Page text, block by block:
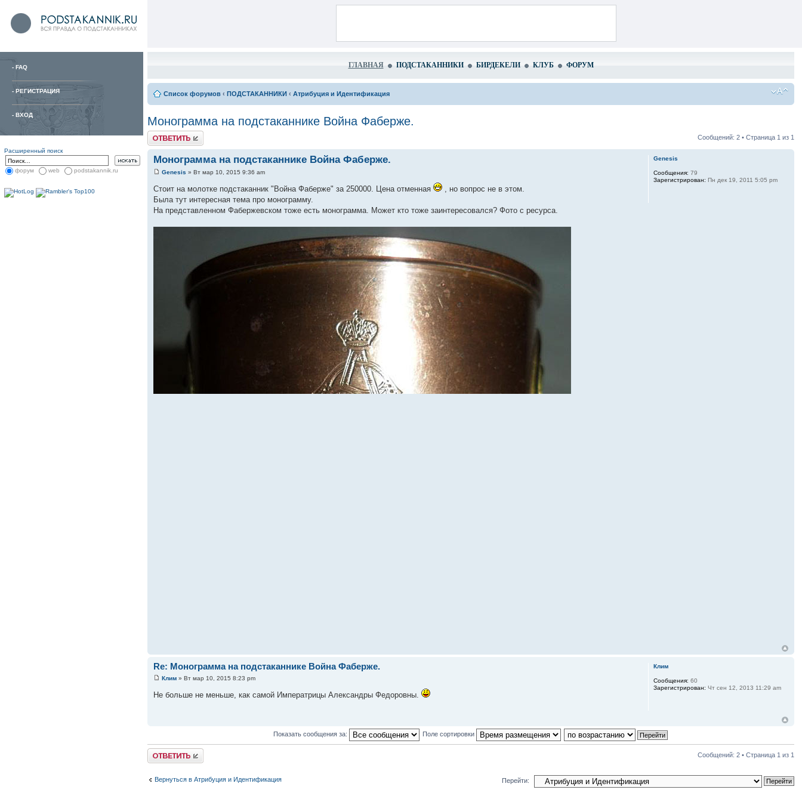
- FAQ
- РЕГИСТРАЦИЯ
- ВХОД
Расширенный поиск
форум web podstakannik.ru
ГЛАВНАЯ ПОДСТАКАННИКИ БИРДЕКЕЛИ КЛУБ ФОРУМ
Список форумов ‹ ПОДСТАКАННИКИ ‹ Атрибуция и Идентификация
Монограмма на подстаканнике Война Фаберже.
Сообщений: 2 • Страница 1 из 1
Монограмма на подстаканнике Война Фаберже.
Genesis » Вт мар 10, 2015 9:36 am
Стоит на молотке подстаканник "Война Фаберже" за 250000. Цена отменная
, но вопрос не в этом.
Была тут интересная тема про монограмму.
На представленном Фабержевском тоже есть монограмма. Может кто тоже заинтересовался? Фото с ресурса.
Genesis
Сообщения: 79
Зарегистрирован: Пн дек 19, 2011 5:05 pm
Re: Монограмма на подстаканнике Война Фаберже.
Клим » Вт мар 10, 2015 8:23 pm
Не больше не меньше, как самой Императрицы Александры Федоровны.
Клим
Сообщения: 60
Зарегистрирован: Чт сен 12, 2013 11:29 am
Показать сообщения за: Поле сортировки
Сообщений: 2 • Страница 1 из 1
Вернуться в Атрибуция и Идентификация Перейти: